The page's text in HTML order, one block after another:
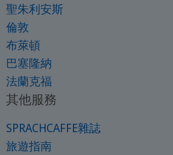
聖朱利安斯
倫敦
布萊頓
巴塞隆納
法蘭克福
其他服務
SPRACHCAFFE雜誌
旅遊指南